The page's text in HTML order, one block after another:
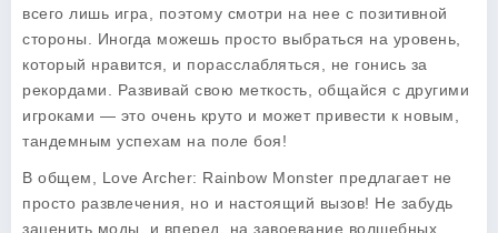
всего лишь игра, поэтому смотри на нее с позитивной
стороны. Иногда можешь просто выбраться на уровень,
который нравится, и порасслабляться, не гонись за
рекордами. Развивай свою меткость, общайся с другими
игроками — это очень круто и может привести к новым,
тандемным успехам на поле боя!
В общем, Love Archer: Rainbow Monster предлагает не
просто развлечения, но и настоящий вызов! Не забудь
заценить моды, и вперед, на завоевание волшебных